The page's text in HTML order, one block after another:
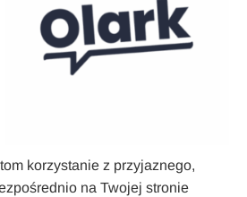
korzystanie z przyjaznego,
na Twojej stronie